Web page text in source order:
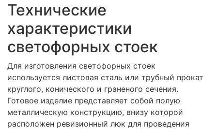
Технические
характеристики
светофорных стоек
Для изготовления светофорных стоек
используется листовая сталь или трубный прокат
круглого, конического и граненого сечения.
Готовое изделие представляет собой полую
металлическую конструкцию, внизу которой
расположен ревизионный люк для проведения